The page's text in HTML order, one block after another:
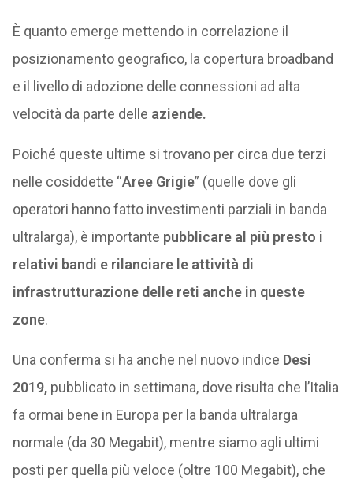
È quanto emerge mettendo in correlazione il
posizionamento geografico, la copertura broadband
e il livello di adozione delle connessioni ad alta
velocità da parte delle aziende.
Poiché queste ultime si trovano per circa due terzi
nelle cosiddette “Aree Grigie” (quelle dove gli
operatori hanno fatto investimenti parziali in banda
ultralarga), è importante pubblicare al più presto i
relativi bandi e rilanciare le attività di
infrastrutturazione delle reti anche in queste
zone.
Una conferma si ha anche nel nuovo indice Desi
2019,pubblicato in settimana, dove risulta che l’Italia
fa ormai bene in Europa per la banda ultralarga
normale (da 30 Megabit), mentre siamo agli ultimi
posti per quella più veloce (oltre 100 Megabit), che